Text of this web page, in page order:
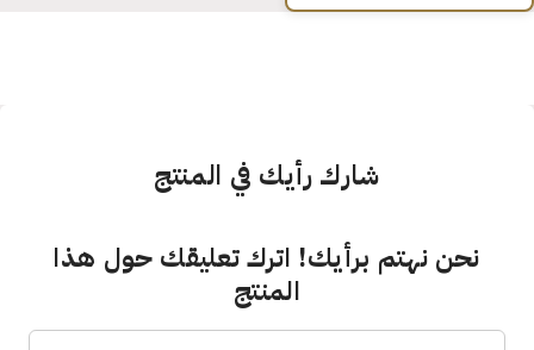
شارك رأيك في المنتج
نحن نهتم برأيك! اترك تعليقك حول هذا
المنتج